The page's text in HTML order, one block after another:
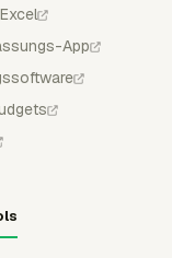
App